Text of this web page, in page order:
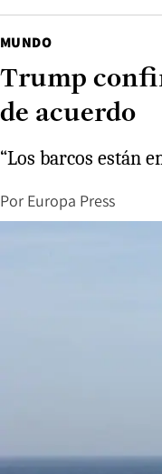
MUNDO
Trump
de acuerdo
“Los barcos están
Por Europa Press